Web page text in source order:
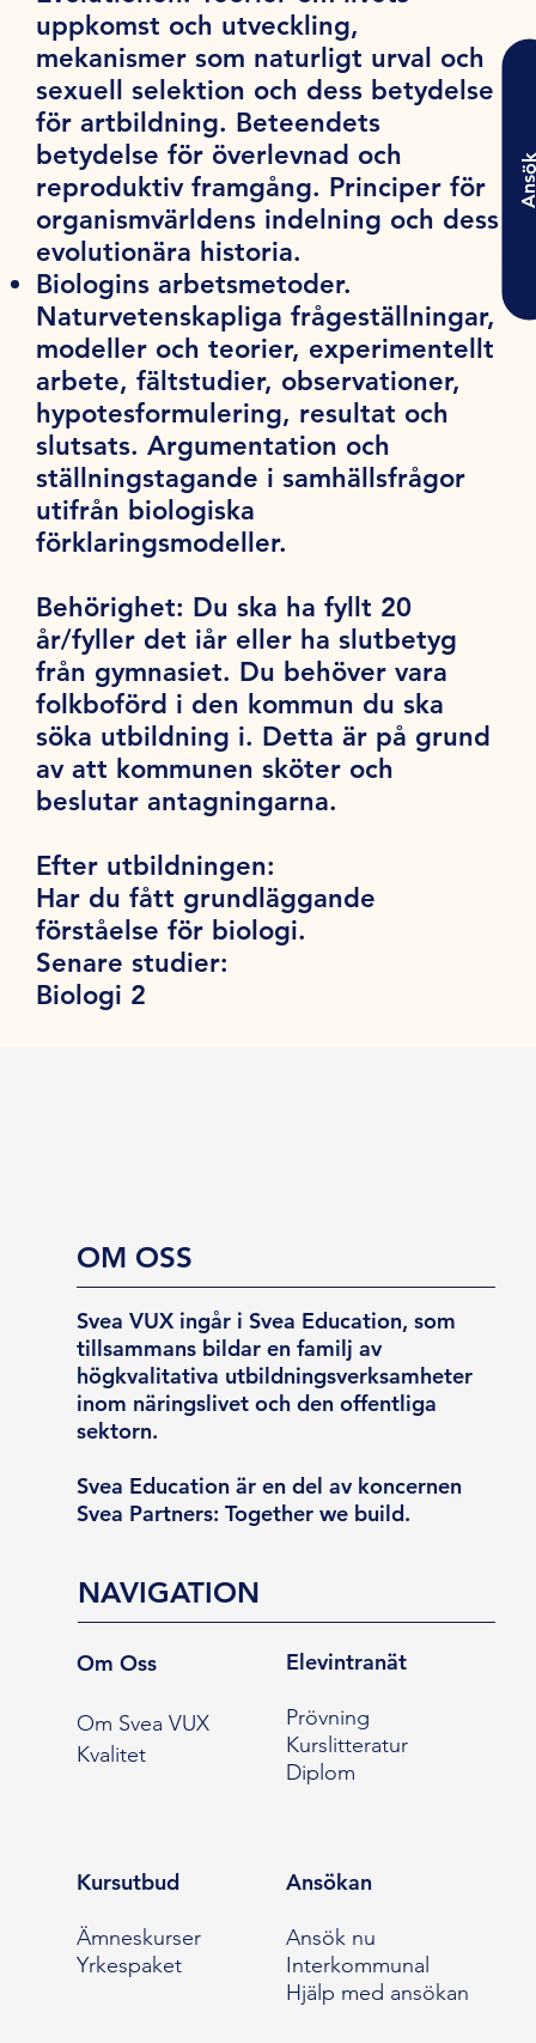
uppkomst och utveckling,
mekanismer som naturligt urval och
sexuell selektion och dess betydelse
för artbildning. Beteendets
betydelse för överlevnad och
reproduktiv framgång. Principer för
organismvärldens indelning och dess
evolutionära historia.
Biologins arbetsmetoder.
Naturvetenskapliga frågeställningar,
modeller och teorier, experimentellt
arbete, fältstudier, observationer,
hypotesformulering, resultat och
slutsats. Argumentation och
ställningstagande i samhällsfrågor
utifrån biologiska
förklaringsmodeller.
Behörighet: Du ska ha fyllt 20
år/fyller det iår eller ha slutbetyg
från gymnasiet. Du behöver vara
folkboförd i den kommun du ska
söka utbildning i. Detta är på grund
av att kommunen sköter och
beslutar antagningarna.
Efter utbildningen:
Har du fått grundläggande
förståelse för biologi.
Senare studier:
Biologi 2
OM OSS
Svea VUX ingår i Svea Education, som
tillsammans bildar en familj av
högkvalitativa utbildningsverksamheter
inom näringslivet och den offentliga
sektorn.
Svea Education är en del av koncernen
Svea Partners: Together we build.
NAVIGATION
Om Oss
Om Svea VUX
Kvalitet
Elevintranät
Prövning
Kurslitteratur
Diplom
Kursutbud
Ämneskurser
Yrkespaket
Ansökan
Ansök nu
Interkommunal
Hjälp med ansökan